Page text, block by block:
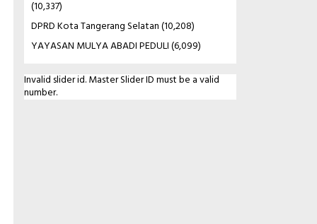
(10,337)
DPRD Kota Tangerang Selatan(10,208)
YAYASAN MULYA ABADI PEDULI(6,099)
Invalid slider id. Master Slider ID must be a valid
number.